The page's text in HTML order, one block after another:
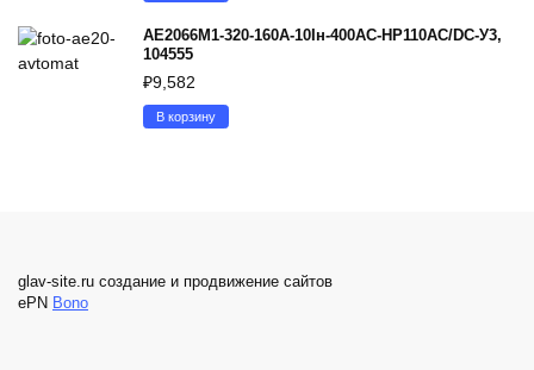
АЕ2066М1-320-160А-10Iн-400AC-НР110AC/DC-У3,
104555
₽9,582
В корзину
glav-site.ru создание и продвижение сайтов
ePN Bono